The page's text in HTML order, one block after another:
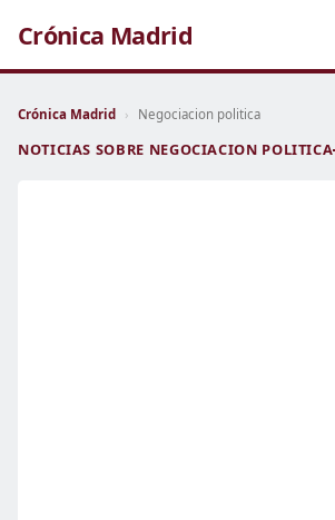
Crónica Madrid
Crónica Madrid › Negociacion politica
NOTICIAS SOBRE NEGOCIACION POLITICA